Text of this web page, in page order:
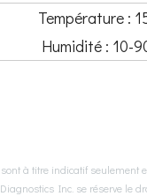
Température :
Humidité : 10-
à titre indicatif seulement
Inc. se réserve le